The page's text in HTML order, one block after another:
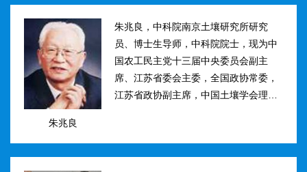
朱兆良
朱兆良，中科院南京土壤研究所研究
员、博士生导师，中科院院士，现为中
国农工民主党十三届中央委员会副主
席、江苏省委会主委，全国政协常委，
江苏省政协副主席，中国土壤学会理事
国家、中科院、江苏省科技进步奖和自